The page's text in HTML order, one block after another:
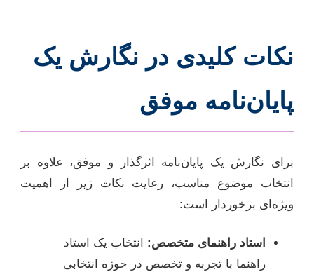
نکات کلیدی در نگارش یک
پایان‌نامه موفق
برای نگارش یک پایان‌نامه اثرگذار و موفق، علاوه بر
انتخاب موضوع مناسب، رعایت نکات زیر از اهمیت
ویژه‌ای برخوردار است:
استاد راهنمای متخصص: انتخاب یک استاد
راهنما با تجربه و تخصص در حوزه انتخابی